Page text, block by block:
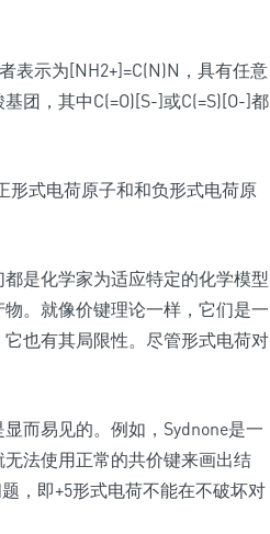
表示为[NH2+]=C(N)N，具有任意
团，其中C(=O)[S-]或C(=S)[O-]都
形式电荷原子和和负形式电荷原
是化学家为适应特定的化学模型
。就像价键理论一样，它们是一
也有其局限性。尽管形式电荷对
而易见的。例如，Sydnone是一
法使用正常的共价键来画出结
，即+5形式电荷不能在不破坏对